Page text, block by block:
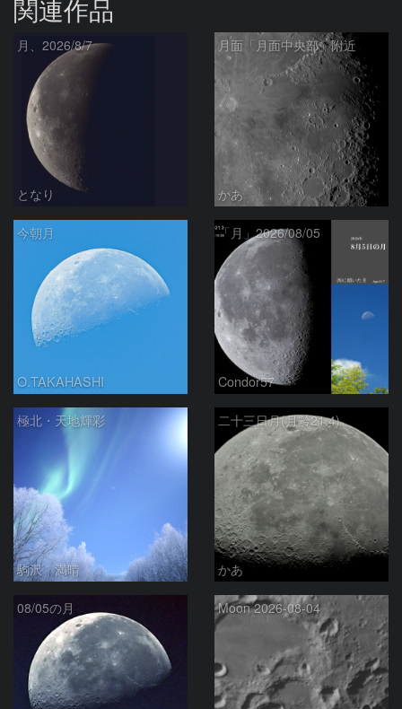
関連作品
月、2026/8/7
となり
月面「月面中央部」附近
かあ
今朝月
O.TAKAHASHI
「月」2026/08/05
Condor57
極北・天地輝彩
駒沢 満晴
二十三日月(月齢21.4)
かあ
08/05の月 Moon 2026-08-04